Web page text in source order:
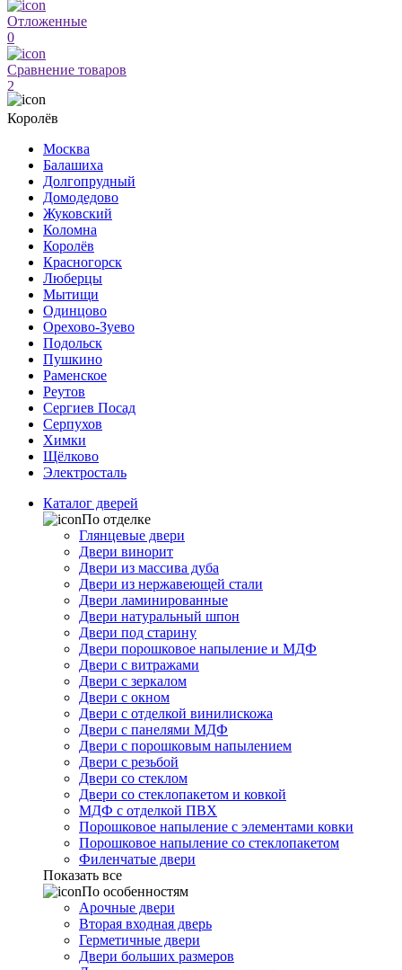
Отложенные
0
Сравнение товаров
2
Королёв
Москва
Балашиха
Долгопрудный
Домодедово
Жуковский
Коломна
Королёв
Красногорск
Люберцы
Мытищи
Одинцово
Орехово-Зуево
Подольск
Пушкино
Раменское
Реутов
Сергиев Посад
Серпухов
Химки
Щёлково
Электросталь
Каталог дверей
По отделке
Глянцевые двери
Двери винорит
Двери из массива дуба
Двери из нержавеющей стали
Двери ламинированные
Двери натуральный шпон
Двери под старину
Двери порошковое напыление и МДФ
Двери с витражами
Двери с зеркалом
Двери с окном
Двери с отделкой винилискожа
Двери с панелями МДФ
Двери с порошковым напылением
Двери с резьбой
Двери со стеклом
Двери со стеклопакетом и ковкой
МДФ с отделкой ПВХ
Порошковое напыление с элементами ковки
Порошковое напыление со стеклопакетом
Филенчатые двери
Показать все
По особенностям
Арочные двери
Вторая входная дверь
Герметичные двери
Двери больших размеров